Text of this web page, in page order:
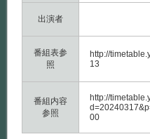
出演者
番組表参
照
http://
13
番組内容
参照
http://
00